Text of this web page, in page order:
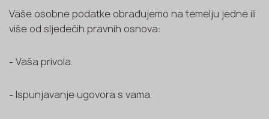
Vaše osobne podatke obrađujemo na temelju jedne ili
više od sljedećih pravnih osnova:
- Vaša privola.
- Ispunjavanje ugovora s vama.